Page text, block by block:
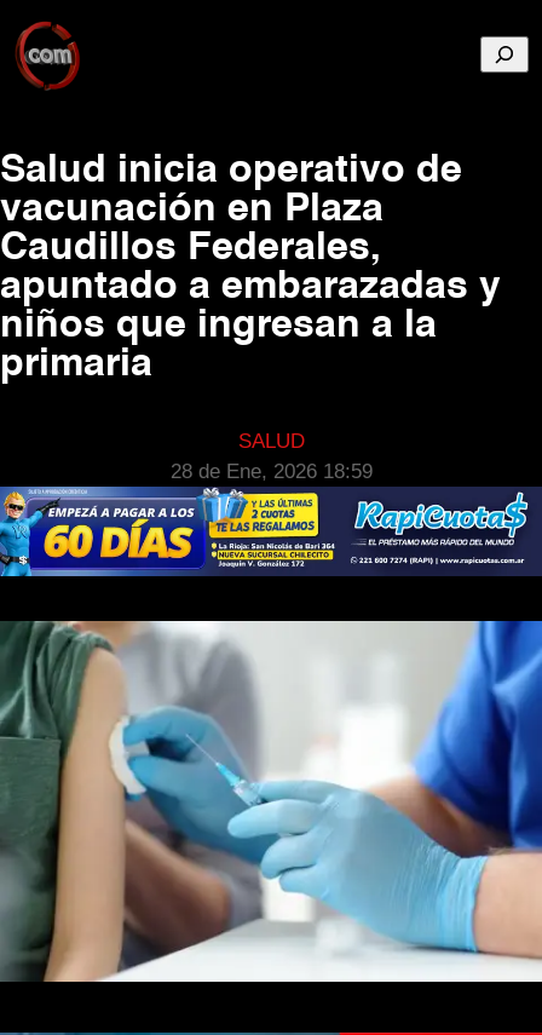
Salud inicia operativo de
vacunación en Plaza
Caudillos Federales,
apuntado a embarazadas y
niños que ingresan a la
primaria
SALUD
28 de Ene, 2026 18:59